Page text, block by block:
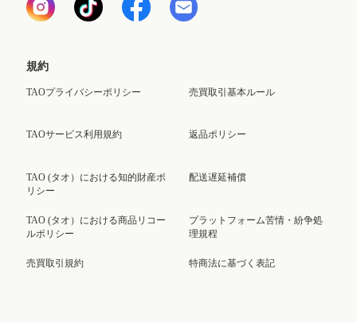
規約
TAOプライバシーポリシー
TAOサービス利用規約
TAO (タオ）における知的財産ポ
リシー
TAO (タオ）における商品リコー
ルポリシー
売買取引規約
売買取引基本ルール
返品ポリシー
配送遅延補償
プラットフォーム苦情・紛争処
理規程
特商法に基づく表記